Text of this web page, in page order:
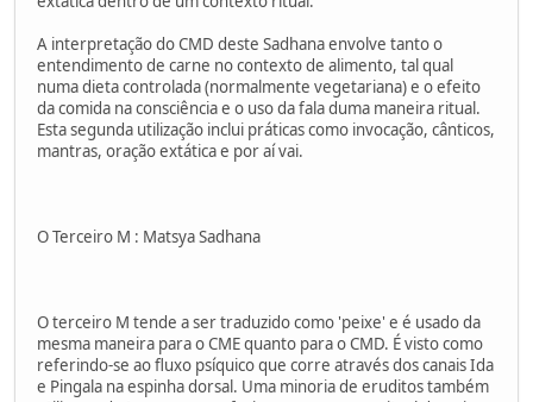
A interpretação do CMD deste Sadhana envolve tanto o
entendimento de carne no contexto de alimento, tal qual
numa dieta controlada (normalmente vegetariana) e o efeito
da comida na consciência e o uso da fala duma maneira ritual.
Esta segunda utilização inclui práticas como invocação, cânticos,
mantras, oração extática e por aí vai.
O Terceiro M : Matsya Sadhana
O terceiro M tende a ser traduzido como 'peixe' e é usado da
mesma maneira para o CME quanto para o CMD. É visto como
referindo-se ao fluxo psíquico que corre através dos canais Ida
e Pingala na espinha dorsal. Uma minoria de eruditos também